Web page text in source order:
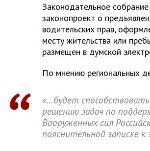
Законодательное
законопроект о
водительских прав,
месту жительства или
размещен в думской
По мнению региональных
«…будет
решению задач по
Вооруженных сил
пояснительной записке к